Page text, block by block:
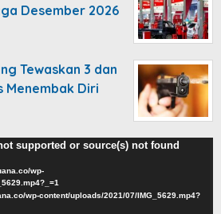
Desember 2026
Tewaskan 3 dan
Menembak Diri
supported or source(s) not found
wp-
wp-content/uploads/2021/07/IMG_5629.mp4?